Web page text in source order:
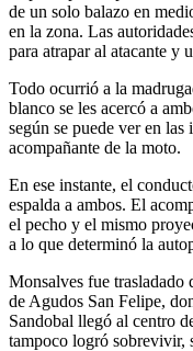
de un solo balazo en
en la zona. Las
para atrapar al atacante y
Todo ocurrió a la
blanco se les acercó a
según se puede ver en las
acompañante de la moto.
En ese instante, el
espalda a ambos. El
el pecho y el mismo
a lo que determinó la
Monsalves fue trasladado
de Agudos San Felipe,
Sandobal llegó al centro
tampoco logró